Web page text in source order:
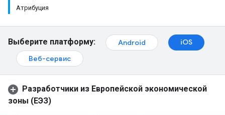
Атрибуция
Выберите платформу: Android
iOS
Веб-сервис
Разработчики из Европейской экономической
зоны (ЕЭЗ)